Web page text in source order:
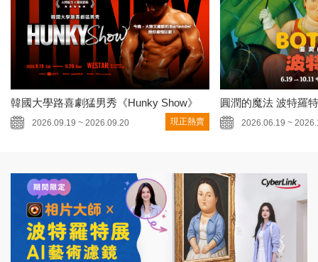
韓國大學路喜劇猛男秀《Hunky Show》
2026.09.19 ~ 2026.09.20 現正熱賣
圓潤的魔法 波特羅
2026.06.19 ~